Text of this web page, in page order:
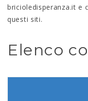
bricioledisperanza.it e
questi siti.
Elenco